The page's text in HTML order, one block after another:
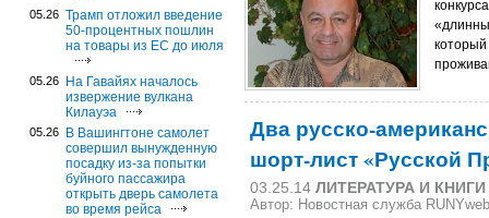
05.26 Трамп отложил введение
50-процентных пошлин
на товары из ЕС до июля
05.26
На Гавайях началось
извержение вулкана
Килауэа
05.26
В Вашингтоне самолет
совершил вынужденную
посадку из-за попытки
буйного пассажира
открыть дверь самолета
во время рейса
Два русско-
шорт-лист «Русской
03.25.14 ЛИТЕРАТУРА И КНИГИ
Автор: Новостная служба RUNYweb